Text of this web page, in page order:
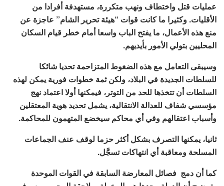
عمليات قتل واختطاف ونهب متكررة، مستهدفة أفرادا من
الأقليات. وكثيرا ما كانت قوات “هيئة تحرير الشام” عاجزة عن
منع هذه الأعمال، ما يفتح الباب واسعا أمام خطر قيام السكان
المحليين بتولي الأمور بأيديهم.
وسيبقى التعامل مع هذه الضغوط المتزاحمة تحديا شائكا
للسلطات الجديدة في البلاد، ولكن ثمة خطوات فورية يمكن لهذه
السلطات أن تتخذها للحد من التوتر، فيمكنها أولا اعتماد نهج
مؤسسي شفاف للعدالة الانتقالية، يشمل تحديد هوية المعتقلين
وأسباب اعتقالهم وفي أي محاكم سيخضع المتهمون للمحاكمة.
ثانيا، يمكنها التصرف بشكل أكثر حزما لوقف عنف الجماعات
المسلحة ومعاقبة أي انتهاكات تسجَّل.
كما أن دمج فصائل المعارضة السابقة في القوات الموحدة